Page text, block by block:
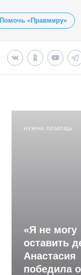
Помочь «Правмиру»
НУЖНА ПОМОЩЬ
«Я не могу
оставить
Анастасия
победила